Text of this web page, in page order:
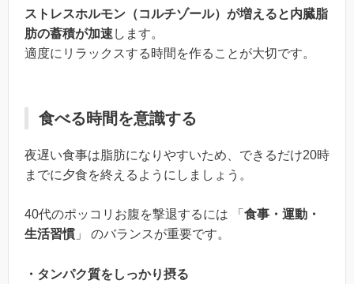
ストレスホルモン（コルチゾール）が増えると内臓脂
肪の蓄積が加速 します。
適度にリラックスする時間を作ることが大切です。
食べる時間を意識する
夜遅い食事は脂肪になりやすいため、できるだけ20時
までに夕食を終えるようにしましょう。
40代のポッコリお腹を撃退するには 「 食事・運動・
生活習慣 」 のバランスが重要です。
・タンパク質をしっかり摂る